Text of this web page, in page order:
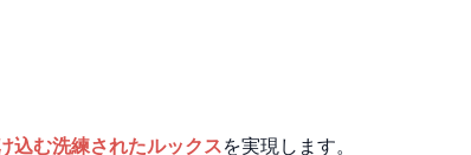
込む洗練されたルックスを実現します。